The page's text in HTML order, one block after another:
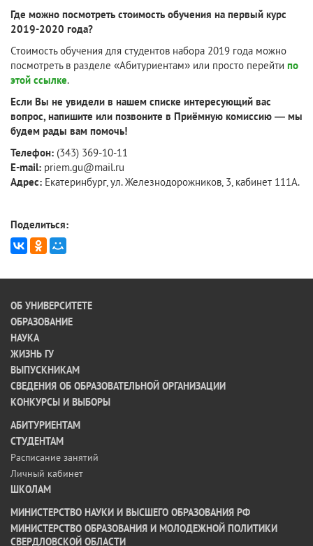
Где можно посмотреть стоимость обучения на первый курс
2019-2020 года?
Стоимость обучения для студентов набора 2019 года можно
посмотреть в разделе «Абитуриентам» или просто перейти по
этой ссылке.
Если Вы не увидели в нашем списке интересующий вас
вопрос, напишите или позвоните в Приёмную комиссию — мы
будем рады вам помочь!
Телефон: (343) 369-10-11
E-mail: priem.gu@mail.ru
Адрес: Екатеринбург, ул. Железнодорожников, 3, кабинет 111А.
Поделиться:
ОБ УНИВЕРСИТЕТЕ
ОБРАЗОВАНИЕ
НАУКА
ЖИЗНЬ ГУ
ВЫПУСКНИКАМ
СВЕДЕНИЯ ОБ ОБРАЗОВАТЕЛЬНОЙ ОРГАНИЗАЦИИ
КОНКУРСЫ И ВЫБОРЫ
АБИТУРИЕНТАМ
СТУДЕНТАМ
Расписание занятий
Личный кабинет
ШКОЛАМ
МИНИСТЕРСТВО НАУКИ И ВЫСШЕГО ОБРАЗОВАНИЯ РФ
МИНИСТЕРСТВО ОБРАЗОВАНИЯ И МОЛОДЕЖНОЙ ПОЛИТИКИ
СВЕРДЛОВСКОЙ ОБЛАСТИ